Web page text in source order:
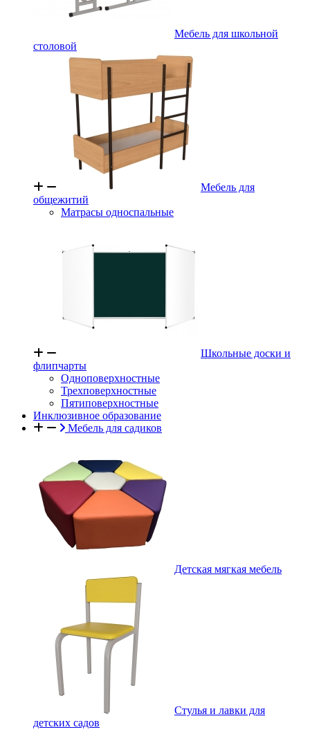
Мебель для школьной
столовой
Мебель для
общежитий
Матрасы односпальные
Школьные доски и
флипчарты
Одноповерхностные
Трехповерхностные
Пятиповерхностные
Инклюзивное образование
Мебель для садиков
Детская мягкая мебель
Стулья и лавки для
детских садов